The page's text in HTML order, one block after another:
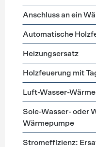
Anschluss an ein
Automatische
Heizungsersatz
Holzfeuerung mit
Luft-Wasser-
Sole-Wasser- oder
Wärmepumpe
Stromeffizienz: